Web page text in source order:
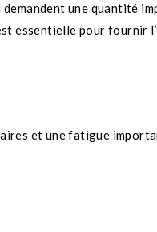
une quantité
essentielle pour fournir
et une fatigue